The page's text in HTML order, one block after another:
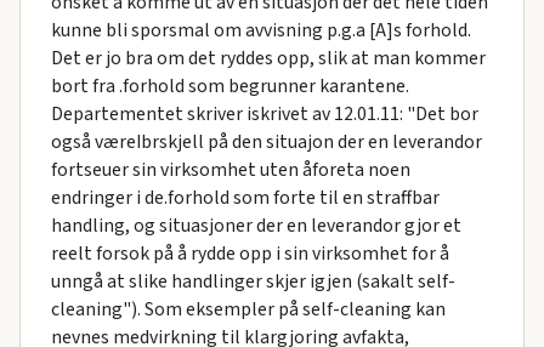
kunne bli sporsmal om avvisning p.g.a [A]s forhold.
Det er jo bra om det ryddes opp, slik at man kommer
bort fra .forhold som begrunner karantene.
Departementet skriver iskrivet av 12.01.11: "Det bor
også væreIbrskjell på den situajon der en leverandor
fortseuer sin virksomhet uten åforeta noen
endringer i de.forhold som forte til en straffbar
handling, og situasjoner der en leverandor gjor et
reelt forsok på å rydde opp i sin virksomhet for å
unngå at slike handlinger skjer igjen (sakalt self-
cleaning"). Som eksempler på self-cleaning kan
nevnes medvirkning til klargjoring avfakta,